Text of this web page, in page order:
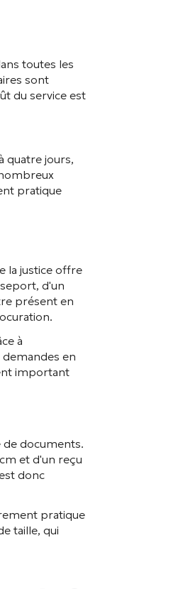
toutes les
sont
du service est
quatre jours,
pratique
la justice offre
d'un
présent en
à
en
important
documents.
et d'un reçu
donc
pratique
taille, qui